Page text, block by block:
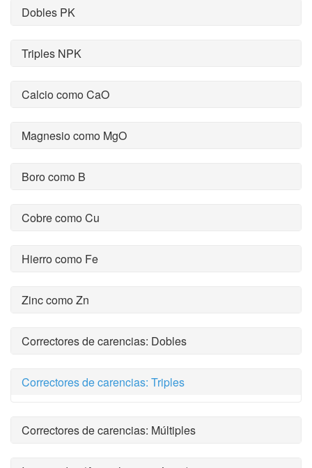
Dobles PK
Triples NPK
Calcio como CaO
Magnesio como MgO
Boro como B
Cobre como Cu
Hierro como Fe
Zinc como Zn
Correctores de carencias: Dobles
Correctores de carencias: Triples
Correctores de carencias: Múltiples